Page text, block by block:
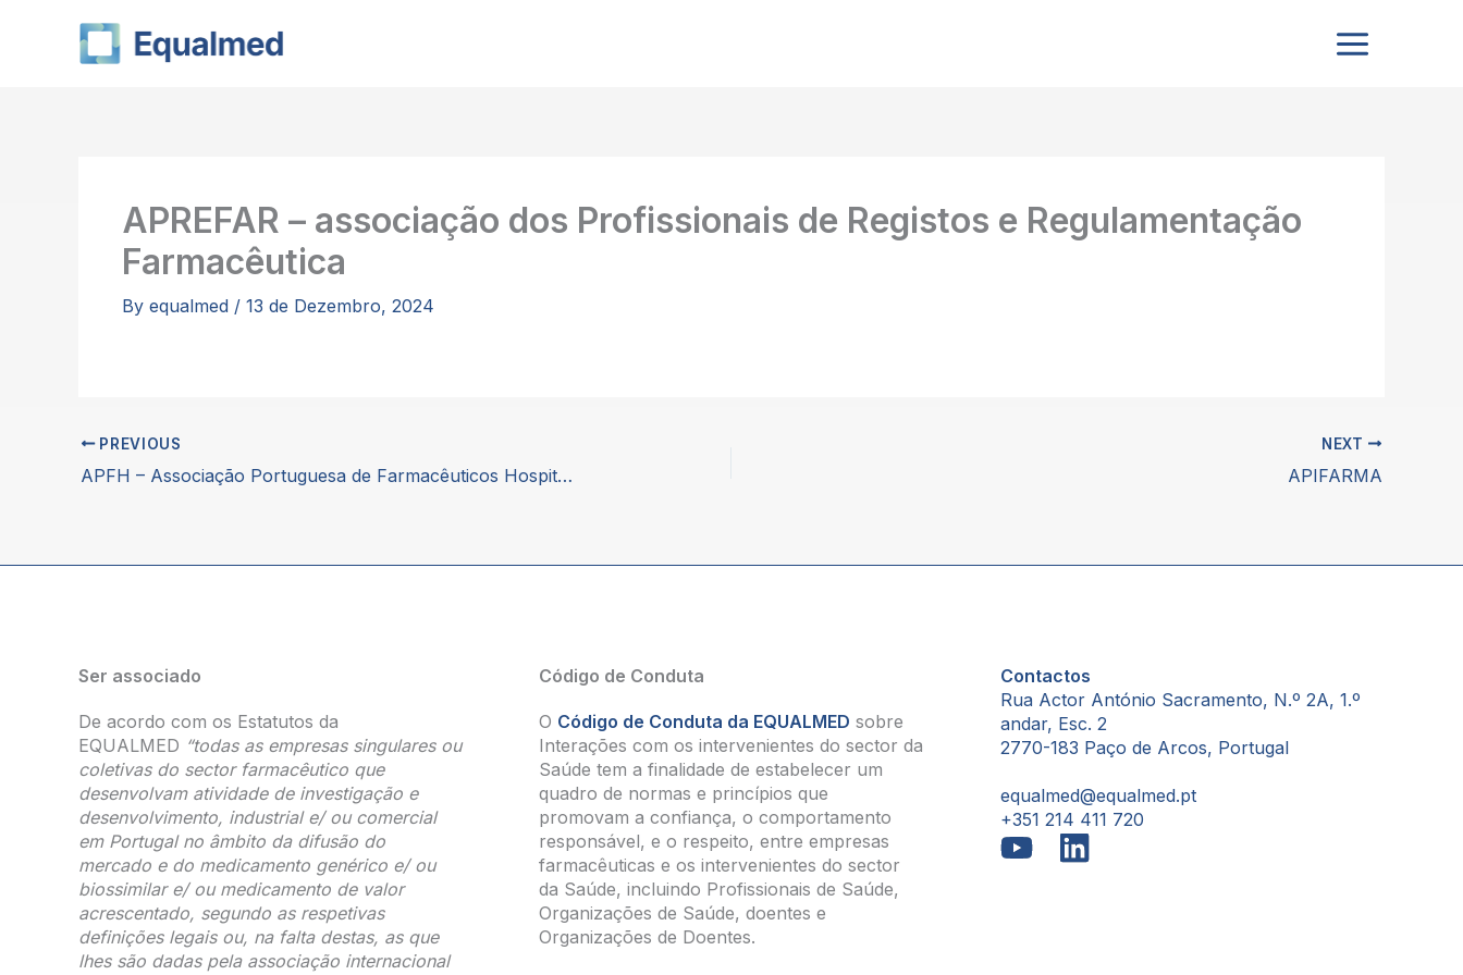
APREFAR – associação dos Profissionais de Registos e Regulamentação
Farmacêutica
By equalmed / 13 de Dezembro, 2024
PREVIOUS
APFH – Associação Portuguesa de Farmacêuticos Hospitalares
NEXT
APIFARMA
Ser associado
De acordo com os Estatutos da
EQUALMED “todas as empresas singulares ou
coletivas do sector farmacêutico que
desenvolvam atividade de investigação e
desenvolvimento, industrial e/ ou comercial
em Portugal no âmbito da difusão do
mercado e do medicamento genérico e/ ou
biossimilar e/ ou medicamento de valor
acrescentado, segundo as respetivas
definições legais ou, na falta destas, as que
lhes são dadas pela associação internacional
Código de Conduta
O Código de Conduta da EQUALMED sobre
Interações com os intervenientes do sector da
Saúde tem a finalidade de estabelecer um
quadro de normas e princípios que
promovam a confiança, o comportamento
responsável, e o respeito, entre empresas
farmacêuticas e os intervenientes do sector
da Saúde, incluindo Profissionais de Saúde,
Organizações de Saúde, doentes e
Organizações de Doentes.
Contactos
Rua Actor António Sacramento, N.º 2A, 1.º
andar, Esc. 2
2770-183 Paço de Arcos, Portugal
equalmed@equalmed.pt
+351 214 411 720